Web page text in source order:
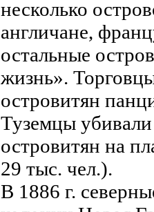
несколько
англичане,
остальные
жизнь».
островитян
Туземцы
островитян нa
29 тыс. чел.).
В 1886 г.